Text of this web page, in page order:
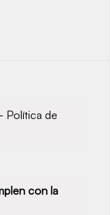
Política de
con la